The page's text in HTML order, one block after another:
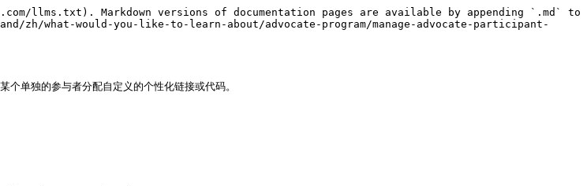
llms.txt). Markdown versions of documentation pages are available by appending `.md` to
zh/what-would-you-like-to-learn-about/advocate-program/manage-advocate-participant-
单独的参与者分配自定义的个性化链接或代码。